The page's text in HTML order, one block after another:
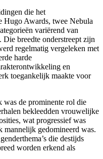
die het
Hugo Awards, twee Nebula
variërend van
Die breedte onderstreept zijn
regelmatig vergeleken met
harde
en
toegankelijk maakte voor
de prominente rol die
bekleedden vrouwelijke
wat progressief was
mannelijk gedomineerd was.
die destijds
worden erkend als